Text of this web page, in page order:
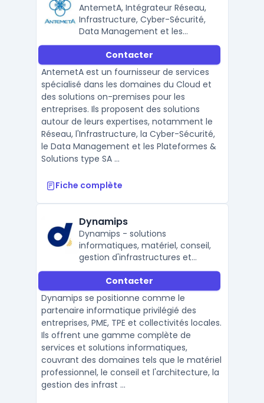
AntemetA, Intégrateur Réseau,
Infrastructure, Cyber-Sécurité,
Data Management et les
solutions SAP
Contacter
AntemetA est un fournisseur de services
spécialisé dans les domaines du Cloud et
des solutions on-premises pour les
entreprises. Ils proposent des solutions
autour de leurs expertises, notamment le
Réseau, l'Infrastructure, la Cyber-Sécurité,
le Data Management et les Plateformes &
Solutions type SA ...
Fiche complète
Dynamips
Dynamips - solutions
informatiques, matériel, conseil,
gestion d'infrastructures et
sécurité
Contacter
Dynamips se positionne comme le
partenaire informatique privilégié des
entreprises, PME, TPE et collectivités locales.
Ils offrent une gamme complète de
services et solutions informatiques,
couvrant des domaines tels que le matériel
professionnel, le conseil et l'architecture, la
gestion des infrast ...